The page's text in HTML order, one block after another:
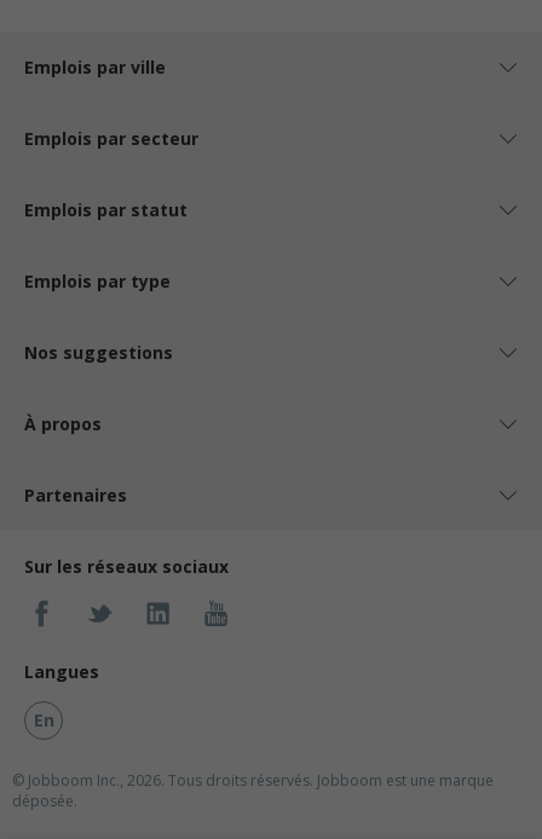
Emplois par ville
Emplois par secteur
Emplois par statut
Emplois par type
Nos suggestions
À propos
Partenaires
Sur les réseaux sociaux
Langues
En
© Jobboom Inc., 2026. Tous droits réservés. Jobboom est une marque
déposée.